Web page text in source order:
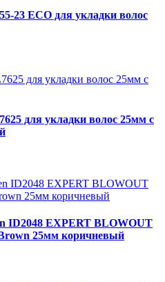
23 ECO для укладки волос
для укладки волос 25мм с
ID2048 EXPERT BLOWOUT
25мм коричневый